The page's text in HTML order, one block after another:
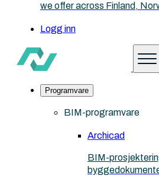
we offer across Finland,
Logg inn
Programvare
BIM-programvare
Archicad
BIM-